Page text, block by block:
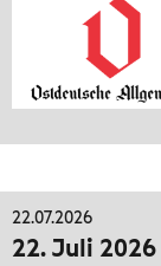
22.07.2026
22. Juli